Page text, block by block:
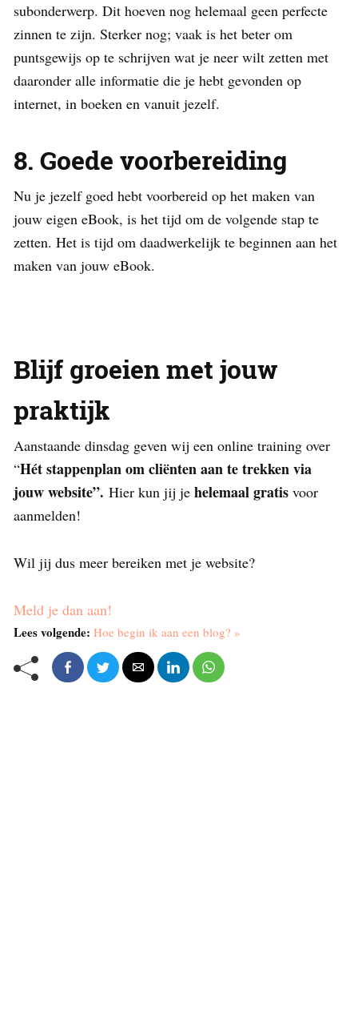
subonderwerp. Dit hoeven nog helemaal geen perfecte
zinnen te zijn. Sterker nog; vaak is het beter om
puntsgewijs op te schrijven wat je neer wilt zetten met
daaronder alle informatie die je hebt gevonden op
internet, in boeken en vanuit jezelf.
8. Goede voorbereiding
Nu je jezelf goed hebt voorbereid op het maken van
jouw eigen eBook, is het tijd om de volgende stap te
zetten. Het is tijd om daadwerkelijk te beginnen aan het
maken van jouw eBook.
Blijf groeien met jouw
praktijk
Aanstaande dinsdag geven wij een online training over
“Hét stappenplan om cliënten aan te trekken via
jouw website”. Hier kun jij je helemaal gratis voor
aanmelden!
Wil jij dus meer bereiken met je website?
Meld je dan aan!
Lees volgende: Hoe begin ik aan een blog? »